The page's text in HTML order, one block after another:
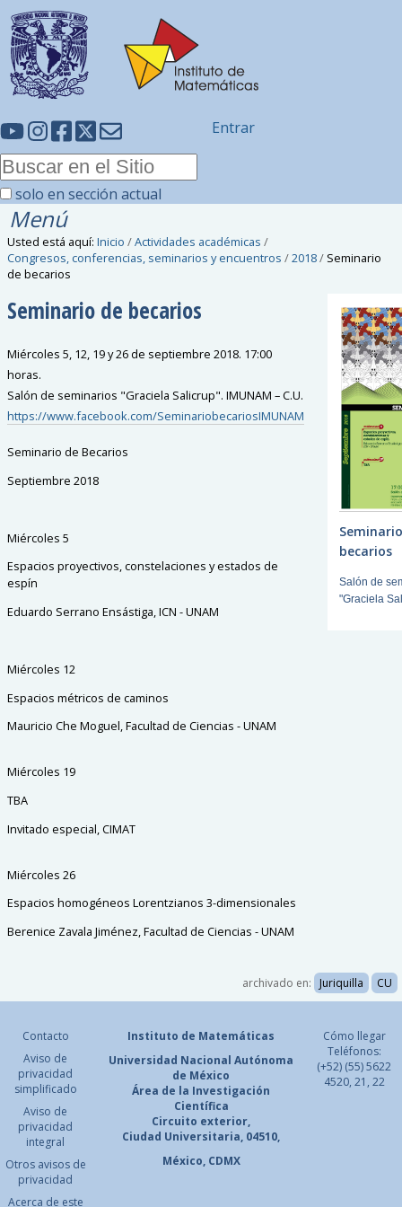
solo en sección actual
Entrar
Menú
Usted está aquí: Inicio /Actividades académicas /
Congresos, conferencias, seminarios y encuentros /2018/ Seminario
de becarios
Seminario de becarios
Miércoles 5, 12, 19 y 26 de septiembre 2018. 17:00
horas.
Salón de seminarios "Graciela Salicrup". IMUNAM – C.U.
https://www.facebook.com/SeminariobecariosIMUNAM
Seminario de Becarios
Septiembre 2018
Miércoles 5
Espacios proyectivos, constelaciones y estados de
espín
Eduardo Serrano Ensástiga, ICN - UNAM
Miércoles 12
Espacios métricos de caminos
Mauricio Che Moguel, Facultad de Ciencias - UNAM
Miércoles 19
TBA
Invitado especial, CIMAT
Miércoles 26
Espacios homogéneos Lorentzianos 3-dimensionales
Berenice Zavala Jiménez, Facultad de Ciencias - UNAM
becarios
Salón de
"Graciela
archivado en: Juriquilla CU
Contacto
Aviso de
privacidad
simplificado
Aviso de
privacidad
integral
Otros avisos de
privacidad
Acerca de este
Instituto de Matemáticas
Universidad Nacional Autónoma
de México
Área de la Investigación
Científica
Circuito exterior,
Ciudad Universitaria, 04510,
México, CDMX
Cómo llegar
Teléfonos:
(+52) (55) 5622
4520, 21, 22